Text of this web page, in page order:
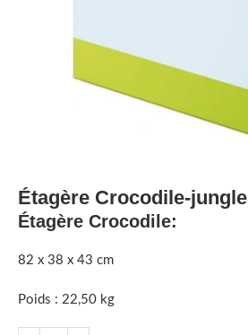
Étagère Crocodile-jungle
Étagère Crocodile:
82 x 38 x 43 cm
Poids : 22,50 kg